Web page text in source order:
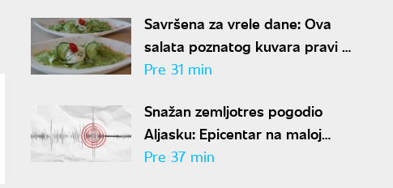
Savršena za vrele dane: Ova
salata poznatog kuvara pravi se
za samo 10 minuta
Pre 31 min
Snažan zemljotres pogodio
Aljasku: Epicentar na maloj
dubini
Pre 37 min